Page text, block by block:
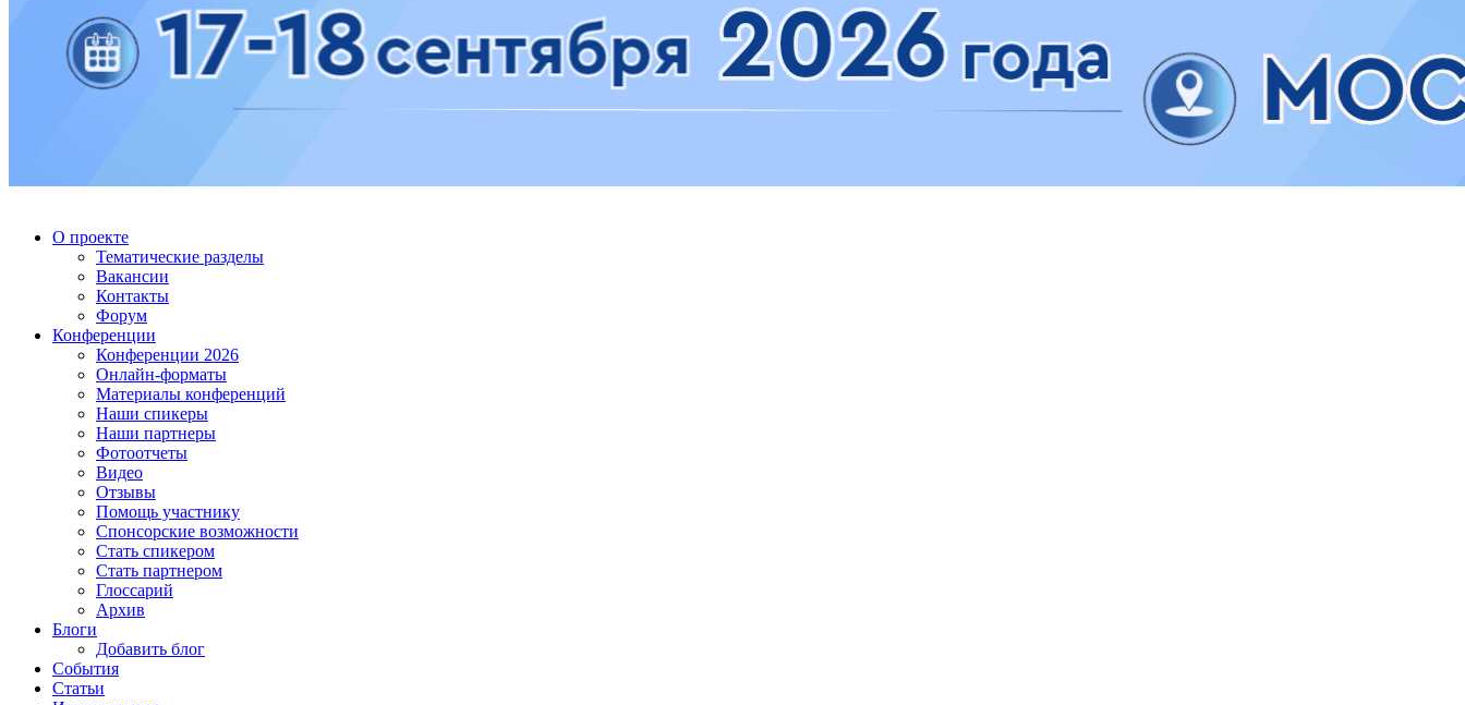
О проекте
Тематические разделы
Вакансии
Контакты
Форум
Конференции
Конференции 2026
Онлайн-форматы
Материалы конференций
Наши спикеры
Наши партнеры
Фотоотчеты
Видео
Отзывы
Помощь участнику
Спонсорские возможности
Стать спикером
Стать партнером
Глоссарий
Архив
Блоги
Добавить блог
События
Статьи